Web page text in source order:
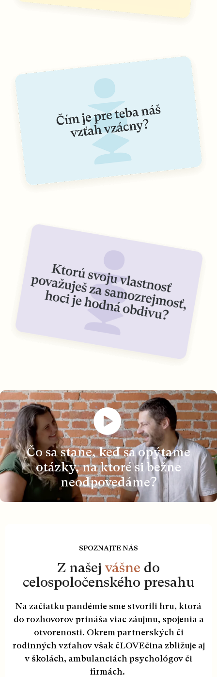
Čo sa stane, keď sa opýtame
otázky, na ktoré si bežne
neodpovedáme?
SPOZNAJTE NÁS
Z našej vášne do
celospoločenského presahu
Na začiatku pandémie sme stvorili hru, ktorá
do rozhovorov prináša viac záujmu, spojenia a
otvorenosti. Okrem partnerských či
rodinných vzťahov však čLOVEčina zbližuje aj
v školách, ambulanciách psychológov či
firmách.